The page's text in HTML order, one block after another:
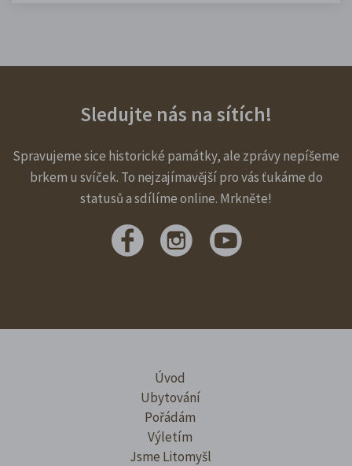
Sledujte nás na sítích!
Spravujeme sice historické památky, ale zprávy nepíšeme
brkem u svíček. To nejzajímavější pro vás ťukáme do
statusů a sdílíme online. Mrkněte!
Úvod
Ubytování
Pořádám
Výletím
Jsme Litomyšl